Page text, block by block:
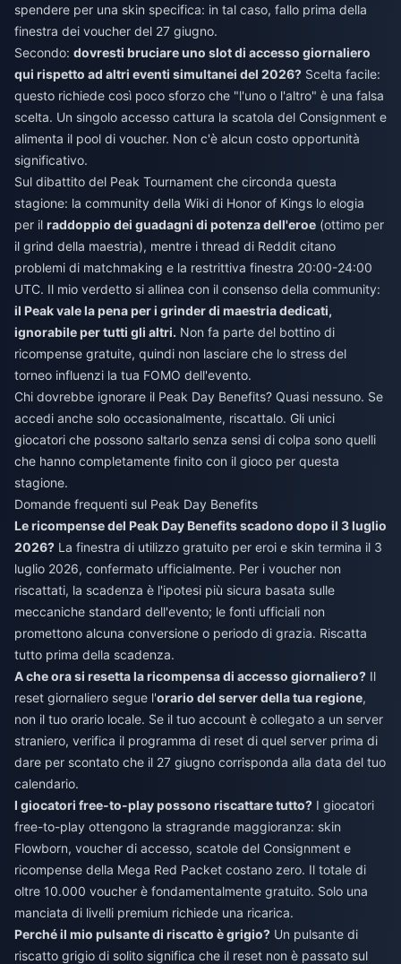
spendere per una skin specifica: in tal caso, fallo prima della
finestra dei voucher del 27 giugno.
Secondo: dovresti bruciare uno slot di accesso giornaliero
qui rispetto ad altri eventi simultanei del 2026? Scelta facile:
questo richiede così poco sforzo che "l'uno o l'altro" è una falsa
scelta. Un singolo accesso cattura la scatola del Consignment e
alimenta il pool di voucher. Non c'è alcun costo opportunità
significativo.
Sul dibattito del Peak Tournament che circonda questa
stagione: la community della Wiki di Honor of Kings lo elogia
per il raddoppio dei guadagni di potenza dell'eroe (ottimo per
il grind della maestria), mentre i thread di Reddit citano
problemi di matchmaking e la restrittiva finestra 20:00-24:00
UTC. Il mio verdetto si allinea con il consenso della community:
il Peak vale la pena per i grinder di maestria dedicati,
ignorabile per tutti gli altri. Non fa parte del bottino di
ricompense gratuite, quindi non lasciare che lo stress del
torneo influenzi la tua FOMO dell'evento.
Chi dovrebbe ignorare il Peak Day Benefits? Quasi nessuno. Se
accedi anche solo occasionalmente, riscattalo. Gli unici
giocatori che possono saltarlo senza sensi di colpa sono quelli
che hanno completamente finito con il gioco per questa
stagione.
Domande frequenti sul Peak Day Benefits
Le ricompense del Peak Day Benefits scadono dopo il 3 luglio
2026? La finestra di utilizzo gratuito per eroi e skin termina il 3
luglio 2026, confermato ufficialmente. Per i voucher non
riscattati, la scadenza è l'ipotesi più sicura basata sulle
meccaniche standard dell'evento; le fonti ufficiali non
promettono alcuna conversione o periodo di grazia. Riscatta
tutto prima della scadenza.
A che ora si resetta la ricompensa di accesso giornaliero? Il
reset giornaliero segue l'orario del server della tua regione,
non il tuo orario locale. Se il tuo account è collegato a un server
straniero, verifica il programma di reset di quel server prima di
dare per scontato che il 27 giugno corrisponda alla data del tuo
calendario.
I giocatori free-to-play possono riscattare tutto? I giocatori
free-to-play ottengono la stragrande maggioranza: skin
Flowborn, voucher di accesso, scatole del Consignment e
ricompense della Mega Red Packet costano zero. Il totale di
oltre 10.000 voucher è fondamentalmente gratuito. Solo una
manciata di livelli premium richiede una ricarica.
Perché il mio pulsante di riscatto è grigio? Un pulsante di
riscatto grigio di solito significa che il reset non è passato sul